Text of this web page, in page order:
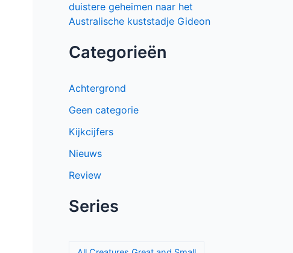
duistere geheimen naar het
Australische kuststadje Gideon
Categorieën
Achtergrond
Geen categorie
Kijkcijfers
Nieuws
Review
Series